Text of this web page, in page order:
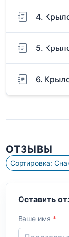
4.
5.
6.
ОТЗЫВЫ
Оставить
Ваше имя *